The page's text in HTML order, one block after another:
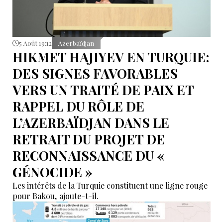
5 Août 19:12 Azerbaïdjan
HIKMET HAJIYEV EN TURQUIE:
DES SIGNES FAVORABLES
VERS UN TRAITÉ DE PAIX ET
RAPPEL DU RÔLE DE
L’AZERBAÏDJAN DANS LE
RETRAIT DU PROJET DE
RECONNAISSANCE DU «
GÉNOCIDE »
Les intérêts de la Turquie constituent une ligne rouge
pour Bakou, ajoute-t-il.